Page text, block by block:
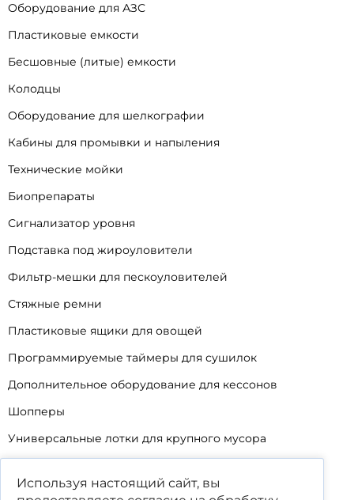
Оборудование для АЗС
Пластиковые емкости
Бесшовные (литые) емкости
Колодцы
Оборудование для шелкографии
Кабины для промывки и напыления
Технические мойки
Биопрепараты
Сигнализатор уровня
Подставка под жироуловители
Фильтр-мешки для пескоуловителей
Стяжные ремни
Пластиковые ящики для овощей
Программируемые таймеры для сушилок
Дополнительное оборудование для кессонов
Шопперы
Универсальные лотки для крупного мусора
Уцененные товары
Используя настоящий сайт, вы